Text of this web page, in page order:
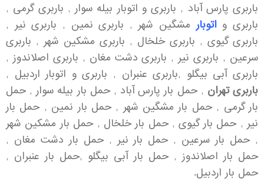
باربری پارس آباد , باربری و اتوبار بیله سوار , باربری گرمی ,
باربری واتوبار مشگین شهر , باربری نمین , باربری نیر ,
باربری گیوی , باربری خلخال , باربری مشکین شهر , باربری
سرعین , باربری نیر , باربری دشت مغان , باربری اصلاندوز ,
باربری آبی بیگلو ,باربری عنبران , باربری و اتوبار اردبیل ,
باربری تهران , حمل بار پارس آباد , حمل بار بیله سوار , حمل
بار گرمی , حمل بار مشگین شهر , حمل بار نمین , حمل بار
نیر , حمل بار گیوی , حمل بار خلخال , حمل بار مشکین شهر
, حمل بار سرعین , حمل بار نیر , حمل بار دشت مغان ,
حمل بار اصلاندوز , حمل بار آبی بیگلو ,حمل بار عنبران ,
حمل بار اردبیل.